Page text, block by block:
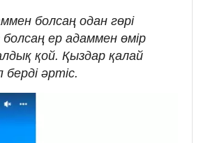
болсаң одан гөрі
ер адаммен өмір
қой. Қыздар қалай
әртіс.